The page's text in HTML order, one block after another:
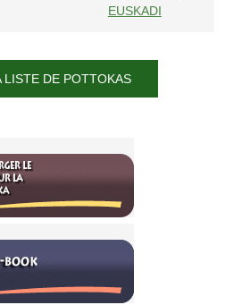
EUSKADI
LISTE DE POTTOKAS